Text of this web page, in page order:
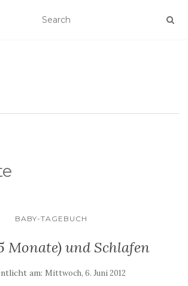
BABY-TAGEBUCH
Monate) und Schlafen
am: Mittwoch, 6. Juni 2012